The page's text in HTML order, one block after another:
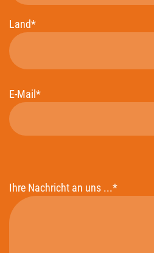
Land*
E-Mail*
Ihre Nachricht an uns ...*